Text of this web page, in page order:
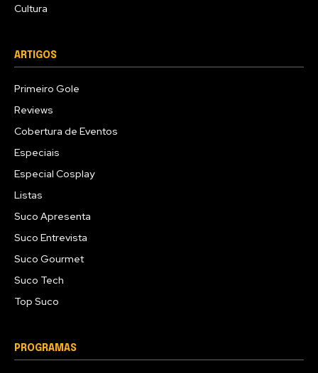
Cultura
ARTIGOS
Primeiro Gole
Reviews
Cobertura de Eventos
Especiais
Especial Cosplay
Listas
Suco Apresenta
Suco Entrevista
Suco Gourmet
Suco Tech
Top Suco
PROGRAMAS